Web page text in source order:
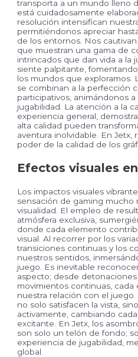
transporta a un mundo lleno
está cuidadosamente
resolución intensifican
permitiéndonos apreciar
de los entornos. Nos
que muestran una gama de
intrincados que dan vida a la
siente palpitante,
los mundos que exploramos.
se combinan a la perfección
participativos, animándonos
jugabilidad. La atención a la
experiencia general,
alta calidad pueden
aventura inolvidable. En Jetx,
poder de la calidad de los
Efectos visuales
Los impactos visuales
sensación de gaming mucho
visualidad. El empleo de
atmósfera exclusiva,
donde cada elemento
visual. Al recorrer por los
transiciones continuas y los
nuestros sentidos,
juego. Es inevitable
aspecto; desde
movimientos continuas, cada
nuestra relación con el
no solo satisfacen la vista,
activamente, cambiando
excitante. En Jetx, los
son solo un telón de fondo;
experiencia de jugabilidad,
global.